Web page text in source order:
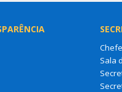
Sala